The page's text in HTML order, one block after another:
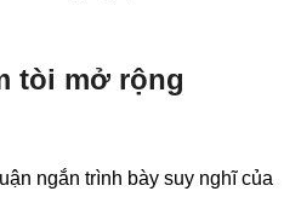
tòi mở rộng
ngắn trình bày suy nghĩ của